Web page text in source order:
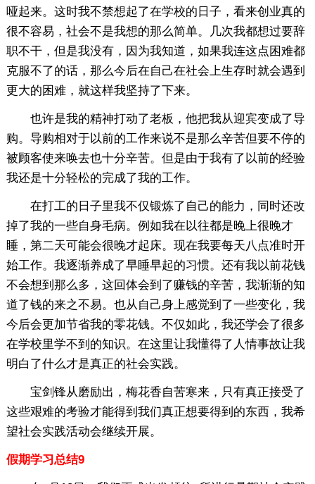
哑起来。这时我不禁想起了在学校的日子，看来创业真的
很不容易，社会不是我想的那么简单。几次我都想过要辞
职不干，但是我没有，因为我知道，如果我连这点困难都
克服不了的话，那么今后在自己在社会上生存时就会遇到
更大的困难，就这样我坚持了下来。
也许是我的精神打动了老板，他把我从迎宾变成了导
购。导购相对于以前的工作来说不是那么辛苦但要不停的
被顾客使来唤去也十分辛苦。但是由于我有了以前的经验
我还是十分轻松的完成了我的工作。
在打工的日子里我不仅锻炼了自己的能力，同时还改
掉了我的一些自身毛病。例如我在以往都是晚上很晚才
睡，第二天可能会很晚才起床。现在我要每天八点准时开
始工作。我逐渐养成了早睡早起的习惯。还有我以前花钱
不会想到那么多，这回体会到了赚钱的辛苦，我渐渐的知
道了钱的来之不易。也从自己身上感觉到了一些变化，我
今后会更加节省我的零花钱。不仅如此，我还学会了很多
在学校里学不到的知识。在这里让我懂得了人情事故让我
明白了什么才是真正的社会实践。
宝剑锋从磨励出，梅花香自苦寒来，只有真正接受了
这些艰难的考验才能得到我们真正想要得到的东西，我希
望社会实践活动会继续开展。
假期学习总结9